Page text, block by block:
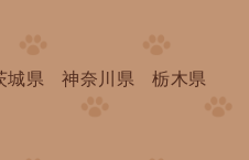
城県 神奈川県
栃木県